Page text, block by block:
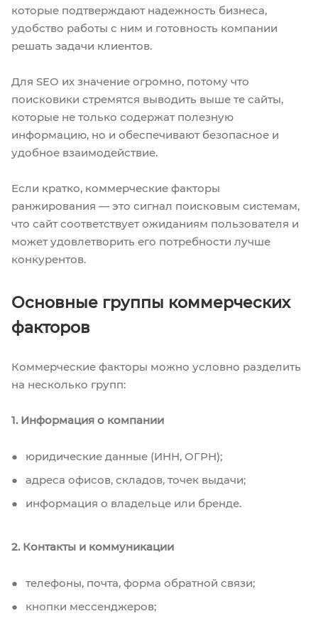
которые подтверждают надежность бизнеса,
удобство работы с ним и готовность компании
решать задачи клиентов.
Для SEO их значение огромно, потому что
поисковики стремятся выводить выше те сайты,
которые не только содержат полезную
информацию, но и обеспечивают безопасное и
удобное взаимодействие.
Если кратко, коммерческие факторы
ранжирования — это сигнал поисковым системам,
что сайт соответствует ожиданиям пользователя и
может удовлетворить его потребности лучше
конкурентов.
Основные группы коммерческих
факторов
Коммерческие факторы можно условно разделить
на несколько групп:
1. Информация о компании
юридические данные (ИНН, ОГРН);
адреса офисов, складов, точек выдачи;
информация о владельце или бренде.
2. Контакты и коммуникации
телефоны, почта, форма обратной связи;
кнопки мессенджеров;